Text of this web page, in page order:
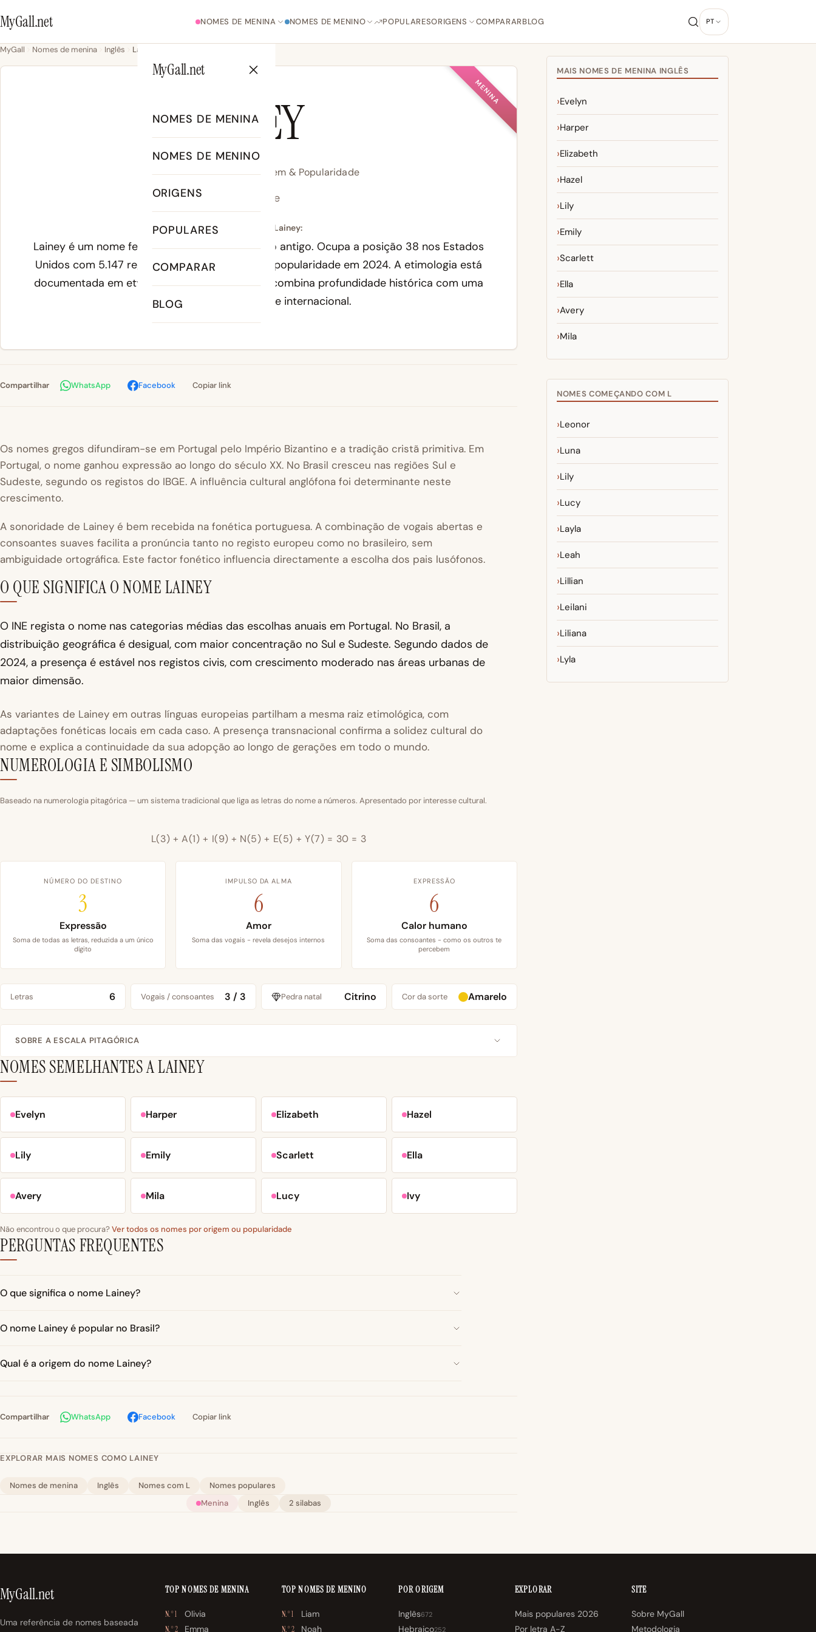
MyGall.net NOMES DE MENINA NOMES DE MENINO POPULARESORIGENS COMPARARBLOG PT
MyGall.net
NOMES DE MENINA
NOMES DE MENINO
ORIGENS
POPULARES
COMPARAR
BLOG
MyGall Nomes de menina Inglês Lainey
MENINA
LAINEY
Lainey - Significado, Origem & Popularidade
LAY-nee
Significado de Lainey:
Lainey é um nome feminino com raízes no grego antigo. Ocupa a posição 38 nos Estados
Unidos com 5.147 registos anuais, com pico de popularidade em 2024. A etimologia está
documentada em etymology records. O nome combina profundidade histórica com uma
sonoridade moderna e internacional.
Compartilhar WhatsApp Facebook Copiar link
Os nomes gregos difundiram-se em Portugal pelo Império Bizantino e a tradição cristã primitiva. Em
Portugal, o nome ganhou expressão ao longo do século XX. No Brasil cresceu nas regiões Sul e
Sudeste, segundo os registos do IBGE. A influência cultural anglófona foi determinante neste
crescimento.
A sonoridade de Lainey é bem recebida na fonética portuguesa. A combinação de vogais abertas e
consoantes suaves facilita a pronúncia tanto no registo europeu como no brasileiro, sem
ambiguidade ortográfica. Este factor fonético influencia directamente a escolha dos pais lusófonos.
O QUE SIGNIFICA O NOME LAINEY
O INE regista o nome nas categorias médias das escolhas anuais em Portugal. No Brasil, a
distribuição geográfica é desigual, com maior concentração no Sul e Sudeste. Segundo dados de
2024, a presença é estável nos registos civis, com crescimento moderado nas áreas urbanas de
maior dimensão.
As variantes de Lainey em outras línguas europeias partilham a mesma raiz etimológica, com
adaptações fonéticas locais em cada caso. A presença transnacional confirma a solidez cultural do
nome e explica a continuidade da sua adopção ao longo de gerações em todo o mundo.
NUMEROLOGIA E SIMBOLISMO
Baseado na numerologia pitagórica — um sistema tradicional que liga as letras do nome a números. Apresentado por interesse cultural.
L(3) + A(1) + I(9) + N(5) + E(5) + Y(7) = 30 = 3
NÚMERO DO DESTINO
3
Expressão
Soma de todas as letras, reduzida a um único
dígito
IMPULSO DA ALMA
6
Amor
Soma das vogais - revela desejos internos
EXPRESSÃO
6
Calor humano
Soma das consoantes - como os outros te
percebem
Letras 6 Vogais / consoantes 3 / 3 Pedra natal Citrino Cor da sorte Amarelo
SOBRE A ESCALA PITAGÓRICA
NOMES SEMELHANTES A LAINEY
Evelyn Harper Elizabeth Hazel
Lily Emily Scarlett Ella
Avery Mila Lucy Ivy
Não encontrou o que procura?Ver todos os nomes por origem ou popularidade
PERGUNTAS FREQUENTES
O que significa o nome Lainey?
O nome Lainey é popular no Brasil?
Qual é a origem do nome Lainey?
Compartilhar WhatsApp Facebook Copiar link
EXPLORAR MAIS NOMES COMO LAINEY
Nomes de menina Inglês Nomes com L
Nomes populares
Menina
Inglês 2 silabas
MAIS NOMES DE MENINA INGLÊS
Evelyn
Harper
Elizabeth
Hazel
Lily
Emily
Scarlett
Ella
Avery
Mila
NOMES COMEÇANDO COM L
Leonor
Luna
Lily
Lucy
Layla
Leah
Lillian
Leilani
Liliana
Lyla
MyGall.net
Uma referência de nomes baseada
TOP NOMES DE MENINA
N.° 1 Olivia
N.° 2 Emma
TOP NOMES DE MENINO
N.° 1 Liam
N.° 2 Noah
POR ORIGEM
Inglês672
Hebraico252
EXPLORAR
Mais populares 2026
Por letra A-Z
SITE
Sobre MyGall
Metodologia